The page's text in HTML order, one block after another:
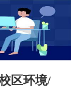
区环境/